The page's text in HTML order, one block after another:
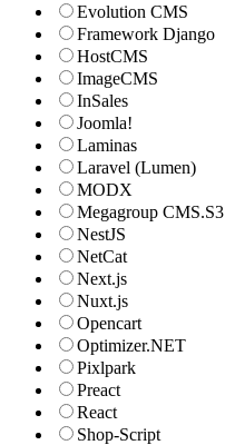
Evolution CMS
Framework Django
HostCMS
ImageCMS
InSales
Joomla!
Laminas
Laravel (Lumen)
MODX
Megagroup CMS.S3
NestJS
NetCat
Next.js
Nuxt.js
Opencart
Optimizer.NET
Pixlpark
Preact
React
Shop-Script